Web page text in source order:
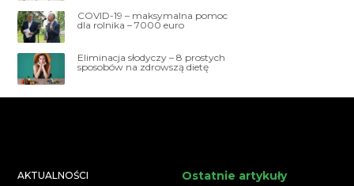
COVID-19 – maksymalna pomoc
dla rolnika – 7000 euro
Eliminacja słodyczy – 8 prostych
sposobów na zdrowszą dietę
AKTUALNOŚCI
Ostatnie artykuły